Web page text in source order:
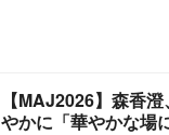
【MAJ2026】森香
かに「華やかな場